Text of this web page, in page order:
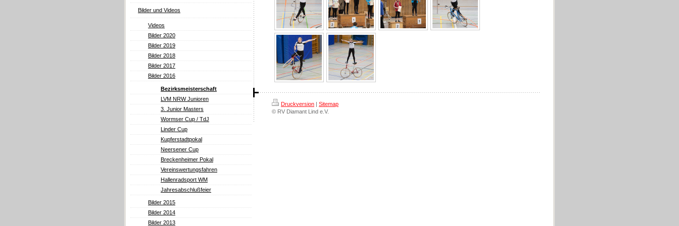
Bilder und Videos
Videos
Bilder 2020
Bilder 2019
Bilder 2018
Bilder 2017
Bilder 2016
Bezirksmeisterschaft
LVM NRW Junioren
3. Junior Masters
Wormser Cup / TdJ
Linder Cup
Kupferstadtpokal
Neersener Cup
Breckenheimer Pokal
Vereinswertungsfahren
Hallenradsport WM
Jahresabschlußfeier
Bilder 2015
Bilder 2014
Bilder 2013
Druckversion | Sitemap
© RV Diamant Lind e.V.